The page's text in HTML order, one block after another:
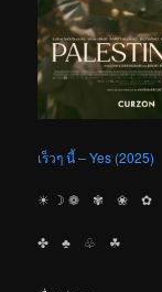
เร็วๆ นี้ – Yes (2025)
☀︎ ☽ ❁ ✾ ❀ ✿
✤ ♣︎ ♧ ☘︎